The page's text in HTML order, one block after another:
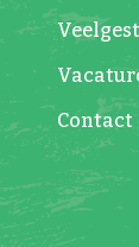
Contact